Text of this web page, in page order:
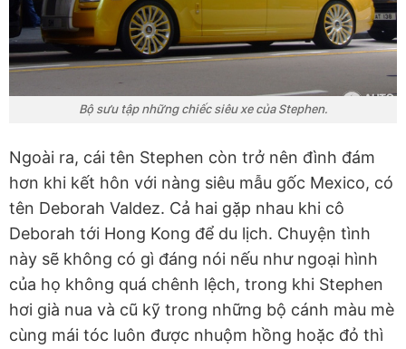
Bộ sưu tập những chiếc siêu xe của Stephen.
Ngoài ra, cái tên Stephen còn trở nên đình đám
hơn khi kết hôn với nàng siêu mẫu gốc Mexico, có
tên Deborah Valdez. Cả hai gặp nhau khi cô
Deborah tới Hong Kong để du lịch. Chuyện tình
này sẽ không có gì đáng nói nếu như ngoại hình
của họ không quá chênh lệch, trong khi Stephen
hơi già nua và cũ kỹ trong những bộ cánh màu mè
cùng mái tóc luôn được nhuộm hồng hoặc đỏ thì